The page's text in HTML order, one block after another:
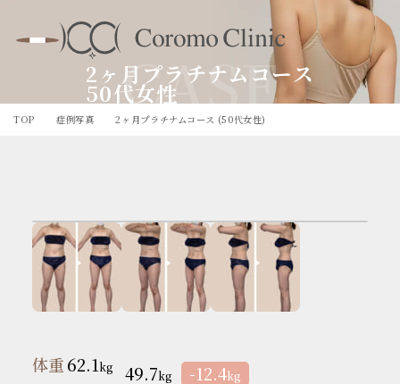
2ヶ月プラチナムコース
50代女性
CASE
TOP 症例写真 2ヶ月プラチナムコース (50代女性)
体重62.1kg 49.7kg -12.4kg